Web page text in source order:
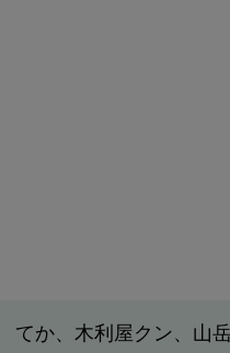
てか、木利屋クン、山